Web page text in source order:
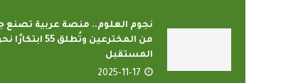
نجوم العلوم.. منصة عربية تصنع
من المخترعين وتُطلق 55 ابتكارًا
المستقبل
2025-11-17